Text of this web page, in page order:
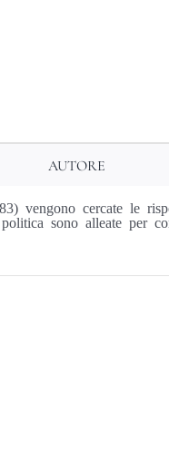
AUTORE
vengono cercate le
sono alleate per